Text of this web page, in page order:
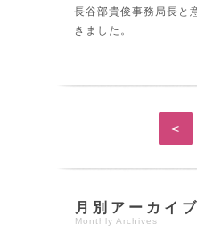
長谷部貴俊事務局長と
きました。
<
月別アーカイブ
Monthly Archives